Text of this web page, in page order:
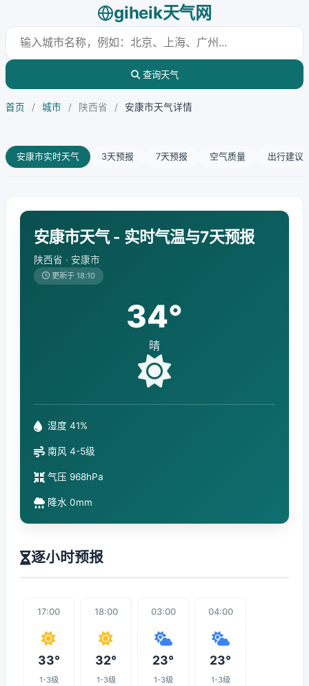
giheik天气网
查询天气
首页 / 城市 / 陕西省 / 安康市天气详情
安康市实时天气 3天预报 7天预报 空气质量 出行建议
安康市天气 - 实时气温与7天预报
陕西省 · 安康市
更新于 18:10
34°
晴
湿度 41%
南风 4-5级
气压 968hPa
降水 0mm
逐小时预报
17:00
33°
1-3级
18:00
32°
1-3级
03:00
23°
1-3级
04:00
23°
1-3级